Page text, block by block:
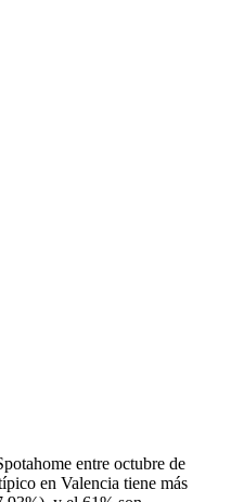
entre octubre de
en Valencia tiene más